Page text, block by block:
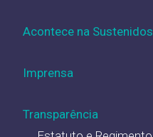
Acontece na Sustenidos
Imprensa
Transparência